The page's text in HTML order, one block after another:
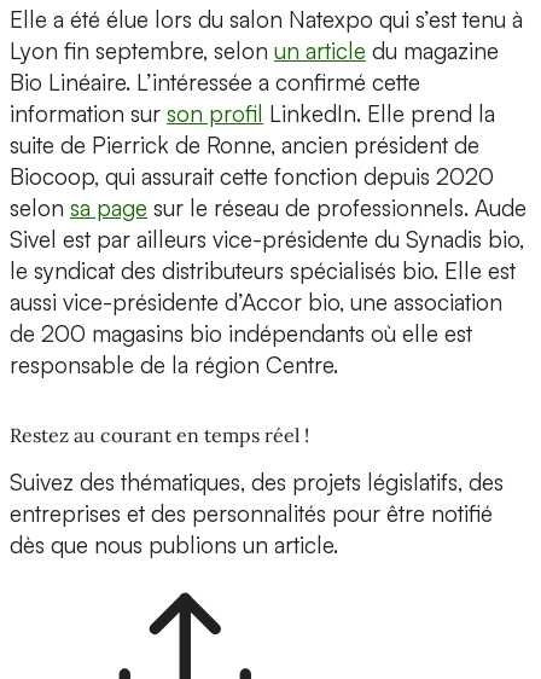
Elle a été élue lors du salon Natexpo qui s’est tenu à
Lyon fin septembre, selon un article du magazine
Bio Linéaire. L’intéressée a confirmé cette
information sur son profil LinkedIn. Elle prend la
suite de Pierrick de Ronne, ancien président de
Biocoop, qui assurait cette fonction depuis 2020
selon sa page sur le réseau de professionnels. Aude
Sivel est par ailleurs vice-présidente du Synadis bio,
le syndicat des distributeurs spécialisés bio. Elle est
aussi vice-présidente d’Accor bio, une association
de 200 magasins bio indépendants où elle est
responsable de la région Centre.
Restez au courant en temps réel !
Suivez des thématiques, des projets législatifs, des
entreprises et des personnalités pour être notifié
dès que nous publions un article.